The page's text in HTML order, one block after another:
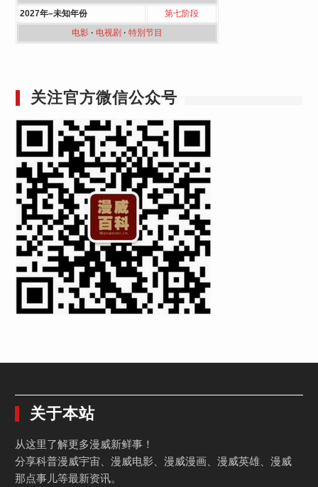
2027年–未知年份
第七阶段
电影· 电视剧 · 特別节目
关注官方微信公众号
关于本站
从这里了解更多漫威新鲜事！
分享科普漫威宇宙、漫威电影、漫威漫画、漫威英雄、漫威
那点事儿等最新资讯。